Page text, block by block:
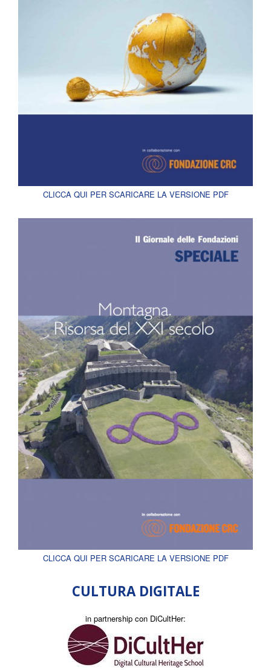
CLICCA QUI PER SCARICARE LA VERSIONE PDF
CLICCA QUI PER SCARICARE LA VERSIONE PDF
CULTURA DIGITALE
in partnership con DiCultHer: